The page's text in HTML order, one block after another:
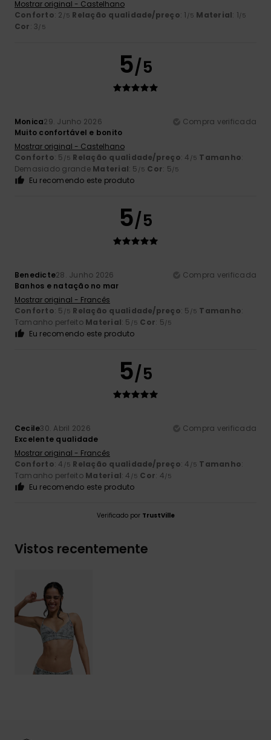
Mostrar original - Castelhano
Conforto: 2 /5 Relação qualidade/preço: 1 /5 Material: 1/5
Cor: 3/5
5/5
Monica29. Junho 2026
Compra verificada
Muito confortável e bonito
Mostrar original - Castelhano
Conforto: 5 /5 Relação qualidade/preço: 4 /5 Tamanho:
Demasiado grande Material: 5 /5 Cor: 5/5
Eu recomendo este produto
5/5
Benedicte28. Junho 2026
Compra verificada
Banhos e natação no mar
Mostrar original - Francês
Conforto: 5 /5 Relação qualidade/preço: 5 /5 Tamanho:
Tamanho perfeito Material: 5 /5 Cor: 5/5
Eu recomendo este produto
5/5
Cecile30. Abril 2026
Compra verificada
Excelente qualidade
Mostrar original - Francês
Conforto: 4 /5 Relação qualidade/preço: 4 /5 Tamanho:
Tamanho perfeito Material: 4 /5 Cor: 4/5
Eu recomendo este produto
Verificado por TrustVille
Vistos recentemente